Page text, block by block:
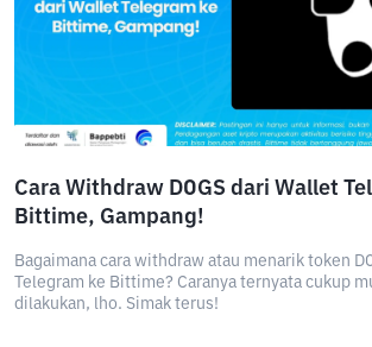
Cara Withdraw DOGS dari Wallet
Bittime, Gampang!
Bagaimana cara withdraw atau menarik token
Telegram ke Bittime? Caranya ternyata cukup
dilakukan, lho. Simak terus!